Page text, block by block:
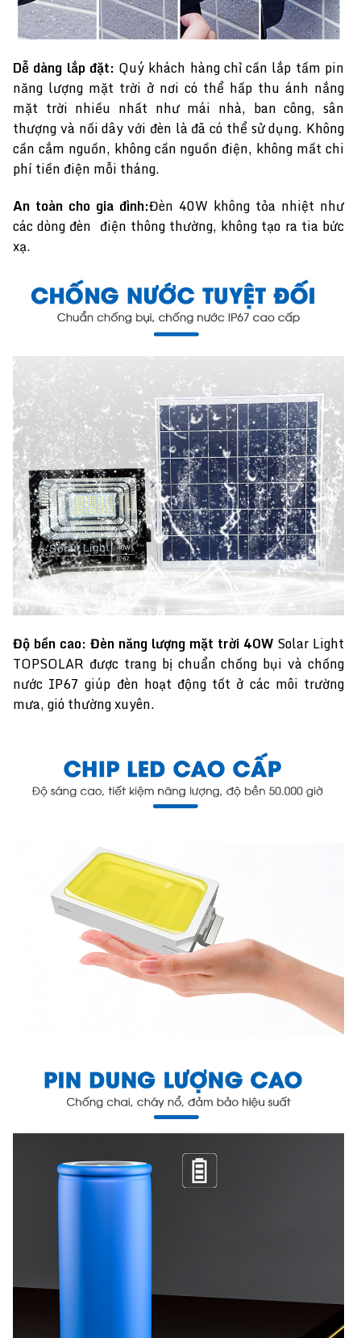
Dễ dàng lắp đặt: Quý khách hàng chỉ cần lắp tấm pin
năng lượng mặt trời ở nơi có thể hấp thu ánh nắng
mặt trời nhiều nhất như mái nhà, ban công, sân
thượng và nối dây với đèn là đã có thể sử dụng. Không
cần cắm nguồn, không cần nguồn điện, không mất chi
phí tiền điện mỗi tháng.
An toàn cho gia đình:Đèn 40W không tỏa nhiệt như
các dòng đèn điện thông thường, không tạo ra tia bức
xạ.
Độ bền cao: Đèn năng lượng mặt trời 40W Solar Light
TOPSOLAR được trang bị chuẩn chống bụi và chống
nước IP67 giúp đèn hoạt động tốt ở các môi trường
mưa, gió thường xuyên.